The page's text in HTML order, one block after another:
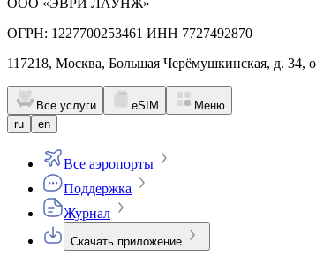
ООО «ЭВРИ ЛАУНЖ»
ОГРН: 1227700253461 ИНН 7727492870
117218, Москва, Большая Черёмушкинская, д. 34,
Все услуги eSIM
Меню
ru
en
Все аэропорты
Поддержка
Журнал
Скачать приложение